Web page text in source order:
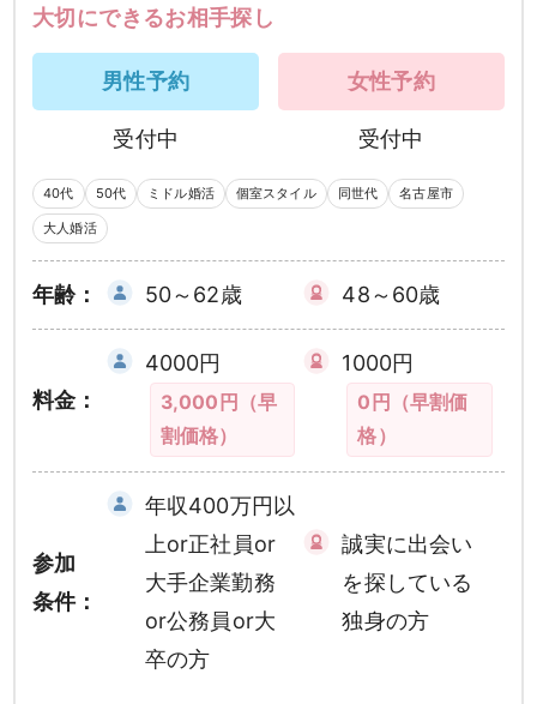
大切にできるお相手探し
男性予約
受付中
女性予約
受付中
40代 50代 ミドル婚活 個室スタイル 同世代 名古屋市
大人婚活
年齢： 50～62歳 48～60歳
料金：
4000円
3,000円（早
割価格）
1000円
0円（早割価
格）
参加
条件：
年収400万円以
上or正社員or
大手企業勤務
or公務員or大
卒の方
誠実に出会い
を探している
独身の方